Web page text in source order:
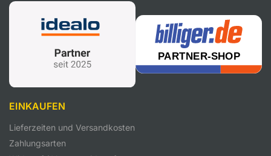
EINKAUFEN
Lieferzeiten und Versandkosten
Zahlungsarten